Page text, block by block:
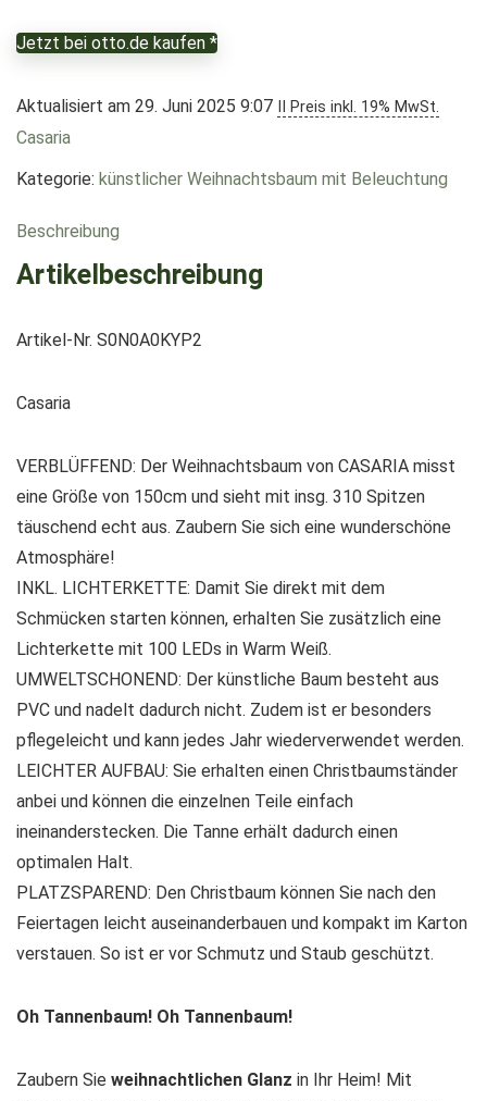
Jetzt bei otto.de kaufen *
Aktualisiert am 29. Juni 2025 9:07 II Preis inkl. 19% MwSt.
Casaria
Kategorie: künstlicher Weihnachtsbaum mit Beleuchtung
Beschreibung
Artikelbeschreibung
Artikel-Nr. S0N0A0KYP2
Casaria
VERBLÜFFEND: Der Weihnachtsbaum von CASARIA misst
eine Größe von 150cm und sieht mit insg. 310 Spitzen
täuschend echt aus. Zaubern Sie sich eine wunderschöne
Atmosphäre!
INKL. LICHTERKETTE: Damit Sie direkt mit dem
Schmücken starten können, erhalten Sie zusätzlich eine
Lichterkette mit 100 LEDs in Warm Weiß.
UMWELTSCHONEND: Der künstliche Baum besteht aus
PVC und nadelt dadurch nicht. Zudem ist er besonders
pflegeleicht und kann jedes Jahr wiederverwendet werden.
LEICHTER AUFBAU: Sie erhalten einen Christbaumständer
anbei und können die einzelnen Teile einfach
ineinanderstecken. Die Tanne erhält dadurch einen
optimalen Halt.
PLATZSPAREND: Den Christbaum können Sie nach den
Feiertagen leicht auseinanderbauen und kompakt im Karton
verstauen. So ist er vor Schmutz und Staub geschützt.
Oh Tannenbaum! Oh Tannenbaum!
Zaubern Sie weihnachtlichen Glanz in Ihr Heim! Mit